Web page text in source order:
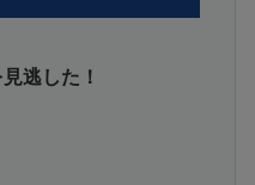
逃した！